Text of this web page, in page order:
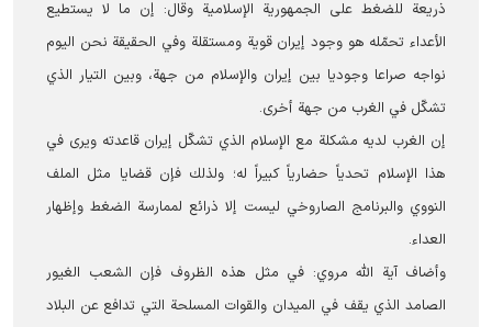
ذريعة للضغط على الجمهورية الإسلامية وقال: إن ما لا يستطيع
الأعداء تحمّله هو وجود إيران قوية ومستقلة وفي الحقيقة نحن اليوم
نواجه صراعا وجوديا بين إيران والإسلام من جهة، وبين التيار الذي
تشكّل في الغرب من جهة أخرى.
إن الغرب لديه مشكلة مع الإسلام الذي تشكّل إيران قاعدته ويرى في
هذا الإسلام تحدياً حضارياً كبيراً له؛ ولذلك فإن قضايا مثل الملف
النووي والبرنامج الصاروخي ليست إلا ذرائع لممارسة الضغط وإظهار
العداء.
وأضاف آية الله مروي: في مثل هذه الظروف فإن الشعب الغیور
الصامد الذي يقف في الميدان والقوات المسلحة التي تدافع عن البلاد